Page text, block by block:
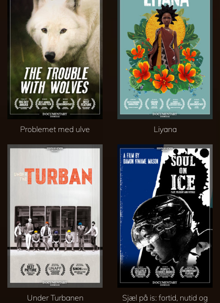
Problemet med ulve Liyana
Under Turbanen
Sjæl på is: fortid, nutid og